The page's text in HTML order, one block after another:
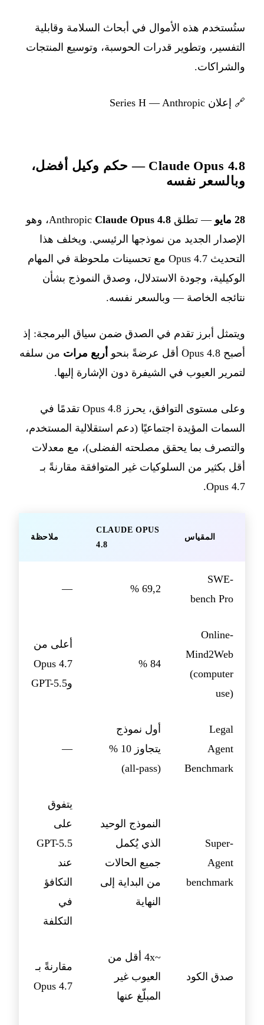
ستُستخدم هذه الأموال في أبحاث السلامة وقابلية
التفسير، وتطوير قدرات الحوسبة، وتوسيع المنتجات
والشراكات.
🔗 إعلان Series H — Anthropic
Claude Opus 4.8 — حكم وكيل أفضل،
وبالسعر نفسه
28 مايو — تطلق Anthropic Claude Opus 4.8
، وهو
الإصدار الجديد من نموذجها الرئيسي. ويخلف هذا
التحديث Opus 4.7 مع تحسينات ملحوظة في المهام
الوكيلية، وجودة الاستدلال، وصدق النموذج بشأن
نتائجه الخاصة — وبالسعر نفسه.
ويتمثل أبرز تقدم في الصدق ضمن سياق البرمجة: إذ
أصبح Opus 4.8 أقل عرضةً بنحو
أربع مرات من سلفه
لتمرير العيوب في الشيفرة دون الإشارة إليها.
وعلى مستوى التوافق، يحرز Opus 4.8 تقدمًا في
السمات المؤيدة اجتماعيًا (دعم استقلالية المستخدم،
والتصرف بما يحقق مصلحته الفضلى)، مع معدلات
أقل بكثير من السلوكيات غير المتوافقة مقارنةً بـ
Opus 4.7.
المقياس
CLAUDE OPUS
4.8
ملاحظة
SWE-
bench Pro
69,2 %
—
Online-
Mind2Web
(computer
use)
84 %
أعلى من
Opus 4.7
وGPT-5.5
Legal
Agent
Benchmark
أول نموذج
يتجاوز 10 %
(all-pass)
—
Super-
Agent
benchmark
النموذج الوحيد
الذي يُكمل
جميع الحالات
من البداية إلى
النهاية
يتفوق
على
GPT-5.5
عند
التكافؤ
في
التكلفة
صدق الكود
~4x أقل من
العيوب غير
المبلّغ عنها
مقارنةً بـ
Opus 4.7